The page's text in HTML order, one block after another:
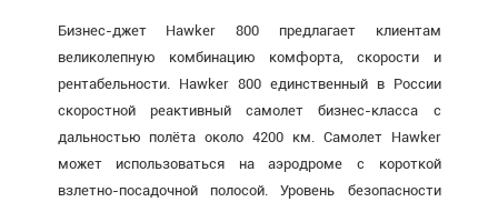
Бизнес-джет Hawker 800 предлагает клиентам
великолепную комбинацию комфорта, скорости и
рентабельности. Hawker 800 единственный в России
скоростной реактивный самолет бизнес-класса с
дальностью полёта около 4200 км. Самолет Hawker
может использоваться на аэродроме с короткой
взлетно-посадочной полосой. Уровень безопасности